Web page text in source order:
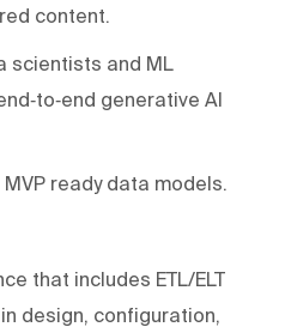
content.
scientists and ML
generative AI
ready data models.
that includes ETL/ELT
design, configuration,